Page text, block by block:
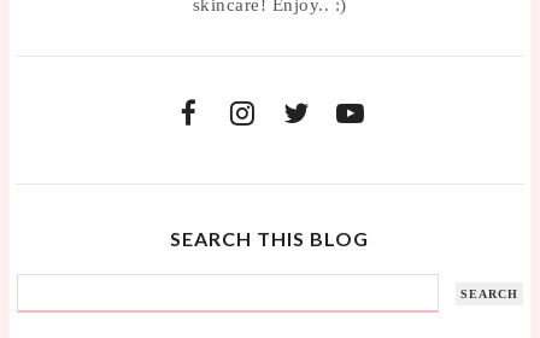
skincare! Enjoy.. :)
SEARCH THIS BLOG